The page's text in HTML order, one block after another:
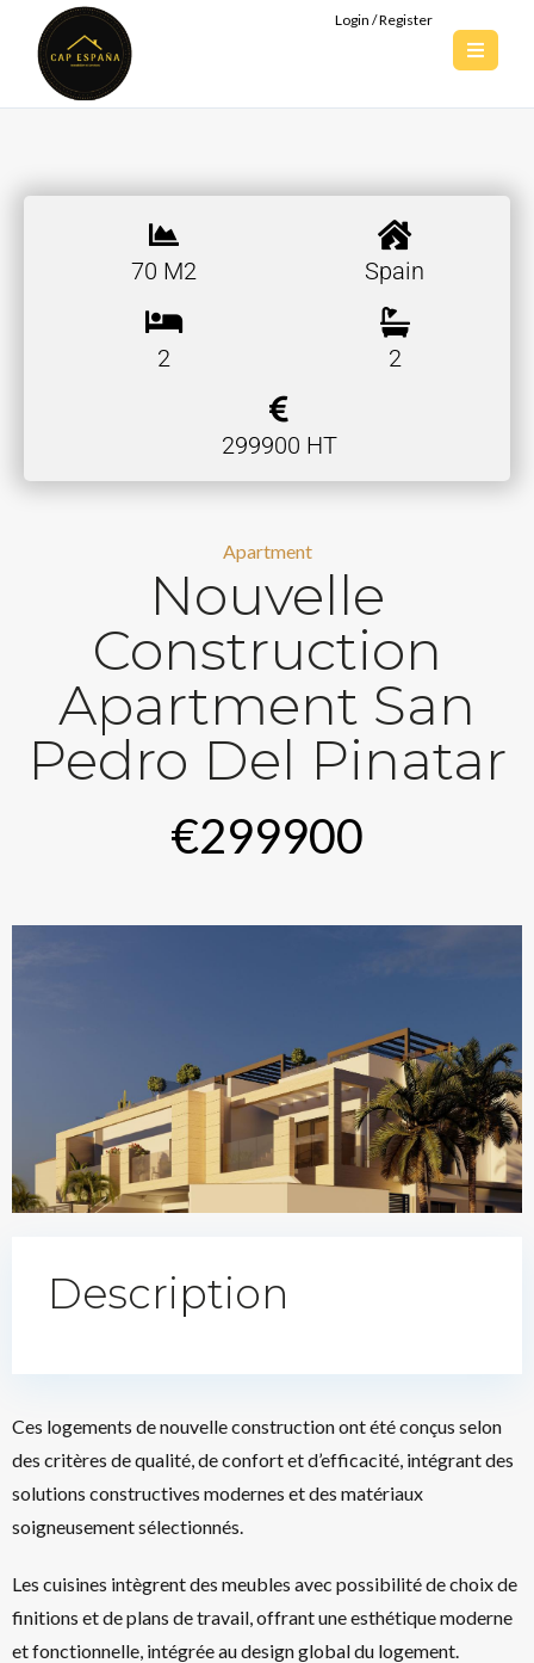
Login / Register
70 M2 Spain
2 2
299900 HT
Apartment
Nouvelle
Construction
Apartment San
Pedro Del Pinatar
€299900
Description
Ces logements de nouvelle construction ont été conçus selon
des critères de qualité, de confort et d’efficacité, intégrant des
solutions constructives modernes et des matériaux
soigneusement sélectionnés.
Les cuisines intègrent des meubles avec possibilité de choix de
finitions et de plans de travail, offrant une esthétique moderne
et fonctionnelle, intégrée au design global du logement.